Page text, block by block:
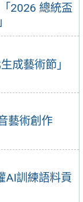
2026 總統盃
成藝術節」
藝術創作
AI訓練語料貢